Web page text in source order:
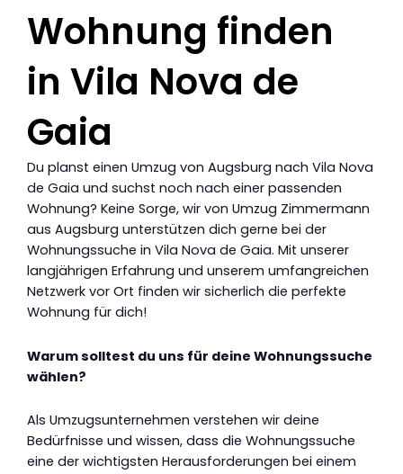
Wohnung finden
in Vila Nova de
Gaia
Du planst einen Umzug von Augsburg nach Vila Nova
de Gaia und suchst noch nach einer passenden
Wohnung? Keine Sorge, wir von Umzug Zimmermann
aus Augsburg unterstützen dich gerne bei der
Wohnungssuche in Vila Nova de Gaia. Mit unserer
langjährigen Erfahrung und unserem umfangreichen
Netzwerk vor Ort finden wir sicherlich die perfekte
Wohnung für dich!
Warum solltest du uns für deine Wohnungssuche
wählen?
Als Umzugsunternehmen verstehen wir deine
Bedürfnisse und wissen, dass die Wohnungssuche
eine der wichtigsten Herausforderungen bei einem